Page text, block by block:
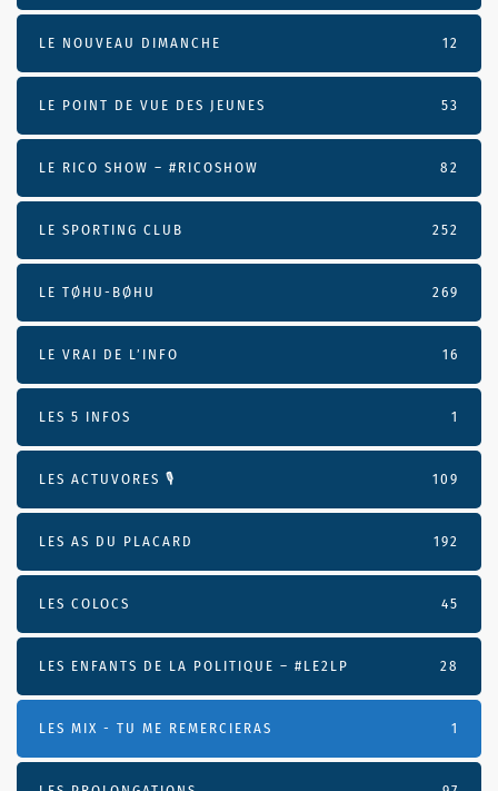
LE NOUVEAU DIMANCHE 12
LE POINT DE VUE DES JEUNES 53
LE RICO SHOW – #RICOSHOW 82
LE SPORTING CLUB 252
LE TØHU-BØHU 269
LE VRAI DE L’INFO 16
LES 5 INFOS 1
LES ACTUVORES 🎙 109
LES AS DU PLACARD 192
LES COLOCS 45
LES ENFANTS DE LA POLITIQUE – #LE2LP 28
LES MIX - TU ME REMERCIERAS 1